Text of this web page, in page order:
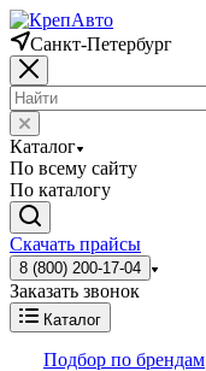
Санкт-Петербург
Каталог
По всему сайту
По каталогу
Скачать прайсы
8 (800) 200-17-04
Заказать звонок
Каталог
Подбор по брендам